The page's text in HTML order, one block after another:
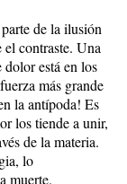
de la ilusión
el contraste. Una
dolor está en los
más grande
la antípoda! Es
los tiende a unir,
de la materia.
lo
muerte.